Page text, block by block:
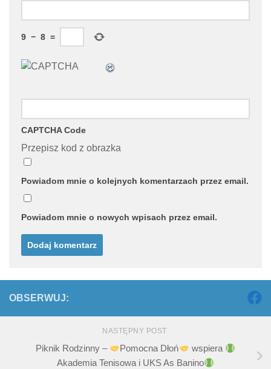
9 − 8 =
CAPTCHA Code
Przepisz kod z obrazka
Powiadom mnie o kolejnych komentarzach przez email.
Powiadom mnie o nowych wpisach przez email.
OBSERWUJ:
NASTĘPNY POST
Piknik Rodzinny – Pomocna Dłoń
wspiera
Akademia Tenisowa i UKS As Banino